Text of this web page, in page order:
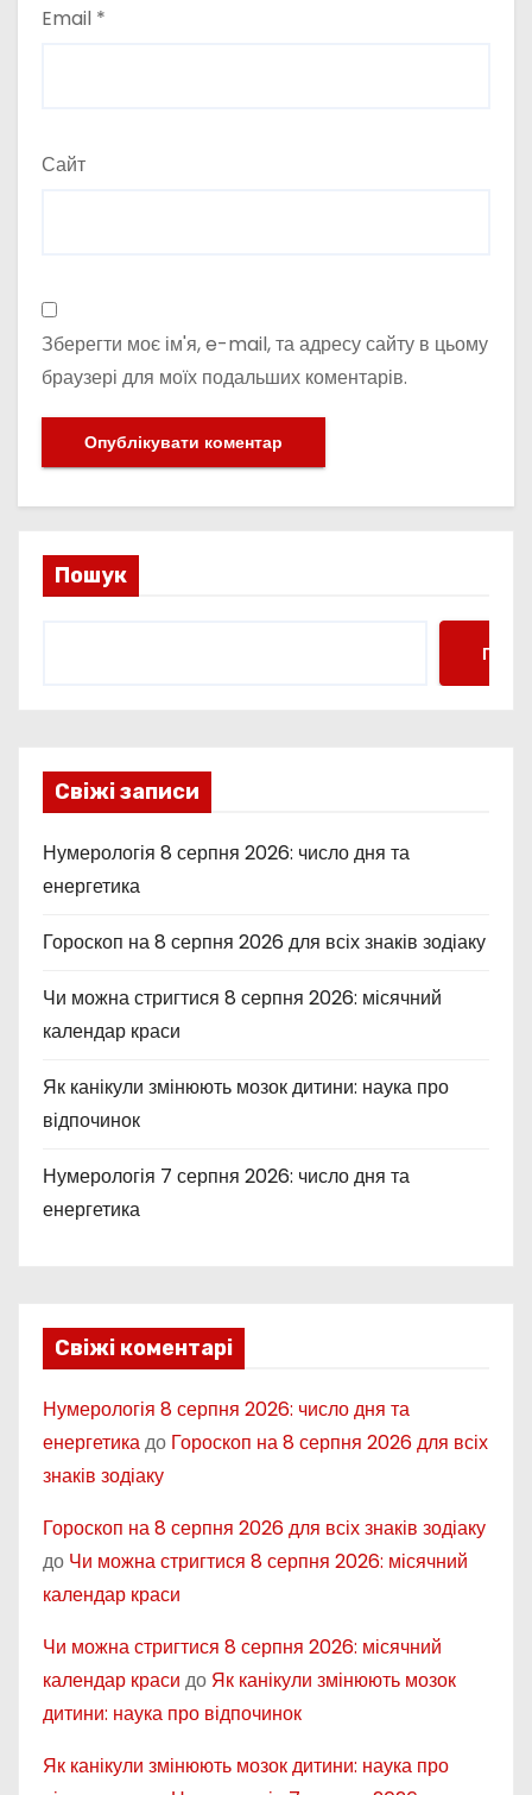
Email *
Сайт
Зберегти моє ім'я, e-mail, та адресу сайту в цьому
браузері для моїх подальших коментарів.
Пошук
Свіжі записи
Нумерологія 8 серпня 2026: число дня та
енергетика
Гороскоп на 8 серпня 2026 для всіх знаків зодіаку
Чи можна стригтися 8 серпня 2026: місячний
календар краси
Як канікули змінюють мозок дитини: наука про
відпочинок
Нумерологія 7 серпня 2026: число дня та
енергетика
Свіжі коментарі
Нумерологія 8 серпня 2026: число дня та
енергетикадо Гороскоп на 8 серпня 2026 для всіх
знаків зодіаку
Гороскоп на 8 серпня 2026 для всіх знаків зодіаку
до Чи можна стригтися 8 серпня 2026: місячний
календар краси
Чи можна стригтися 8 серпня 2026: місячний
календар краси до Як канікули змінюють мозок
дитини: наука про відпочинок
Як канікули змінюють мозок дитини: наука про